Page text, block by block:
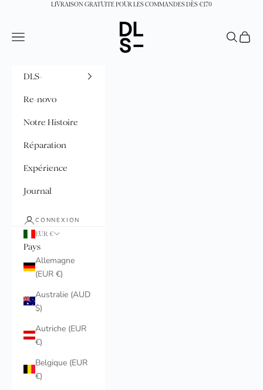
Passer au contenuLIVRAISON GRATUITE POUR LES COMMANDES DÈS €170
DLS-
Menu
Recherche
Panier
DLS-
Re-novo
Notre Histoire
Réparation
Expérience
Journal
CONNEXION
EUR €
Pays
Allemagne
(EUR €)
Australie (AUD
$)
Autriche (EUR
€)
Belgique (EUR
€)